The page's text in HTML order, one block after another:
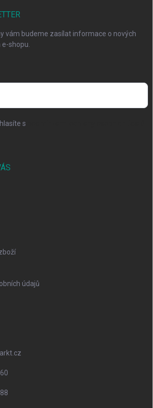
vám budeme zasílat informace o nových
shopu.
s
údajů